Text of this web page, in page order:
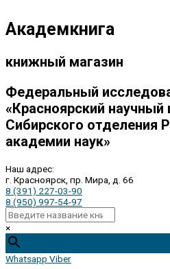
Академкнига
книжный магазин
Федеральный
«Красноярский научный
Сибирского отделения
академии наук»
Наш адрес:
г. Красноярск, пр. Мира, д. 66
8 (391) 227-03-90
8 (950) 997-54-97
×
Whatsapp Viber